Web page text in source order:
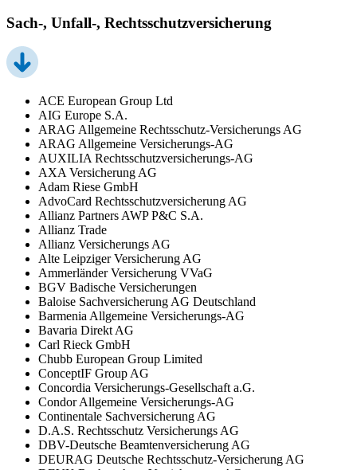
Sach-, Unfall-, Rechtsschutzversicherung
ACE European Group Ltd
AIG Europe S.A.
ARAG Allgemeine Rechtsschutz-Versicherungs AG
ARAG Allgemeine Versicherungs-AG
AUXILIA Rechtsschutzversicherungs-AG
AXA Versicherung AG
Adam Riese GmbH
AdvoCard Rechtsschutzversicherung AG
Allianz Partners AWP P&C S.A.
Allianz Trade
Allianz Versicherungs AG
Alte Leipziger Versicherung AG
Ammerländer Versicherung VVaG
BGV Badische Versicherungen
Baloise Sachversicherung AG Deutschland
Barmenia Allgemeine Versicherungs-AG
Bavaria Direkt AG
Carl Rieck GmbH
Chubb European Group Limited
ConceptIF Group AG
Concordia Versicherungs-Gesellschaft a.G.
Condor Allgemeine Versicherungs-AG
Continentale Sachversicherung AG
D.A.S. Rechtsschutz Versicherungs AG
DBV-Deutsche Beamtenversicherung AG
DEURAG Deutsche Rechtsschutz-Versicherung AG